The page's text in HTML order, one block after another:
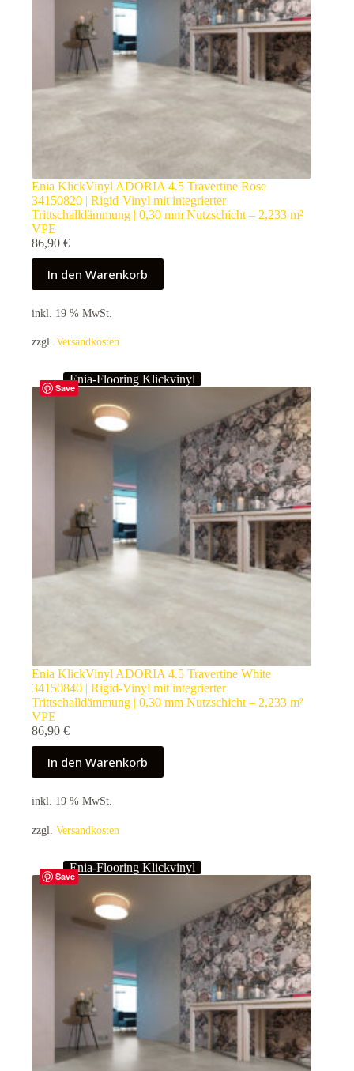
Enia KlickVinyl ADORIA 4.5 Travertine Rose
34150820 | Rigid-Vinyl mit integrierter
Trittschalldämmung | 0,30 mm Nutzschicht – 2,233 m²
VPE
86,90 €
In den Warenkorb
inkl. 19 % MwSt.
zzgl. Versandkosten
Save
Enia-Flooring Klickvinyl
Enia KlickVinyl ADORIA 4.5 Travertine White
34150840 | Rigid-Vinyl mit integrierter
Trittschalldämmung | 0,30 mm Nutzschicht – 2,233 m²
VPE
86,90 €
In den Warenkorb
inkl. 19 % MwSt.
zzgl. Versandkosten
Save
Enia-Flooring Klickvinyl